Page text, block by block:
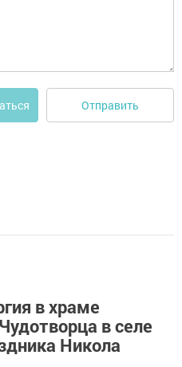
Отправить
в храме
в селе
Никола